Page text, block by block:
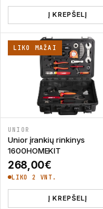
Į KREPŠELĮ
LIKO MAŽAI
UNIOR
Unior įrankių rinkinys
1600HOMEKIT
268,00€
LIKO 2 VNT.
Į KREPŠELĮ